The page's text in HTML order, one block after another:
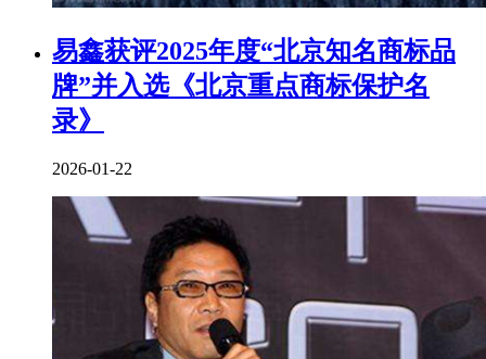
易鑫获评2025年度“北京知名商标品
牌”并入选《北京重点商标保护名
录》
2026-01-22